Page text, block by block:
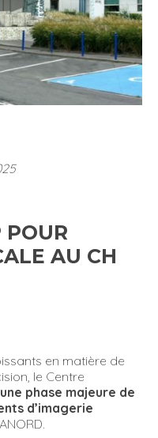
AU CH
en matière de
le Centre
une phase majeure de
d’imagerie